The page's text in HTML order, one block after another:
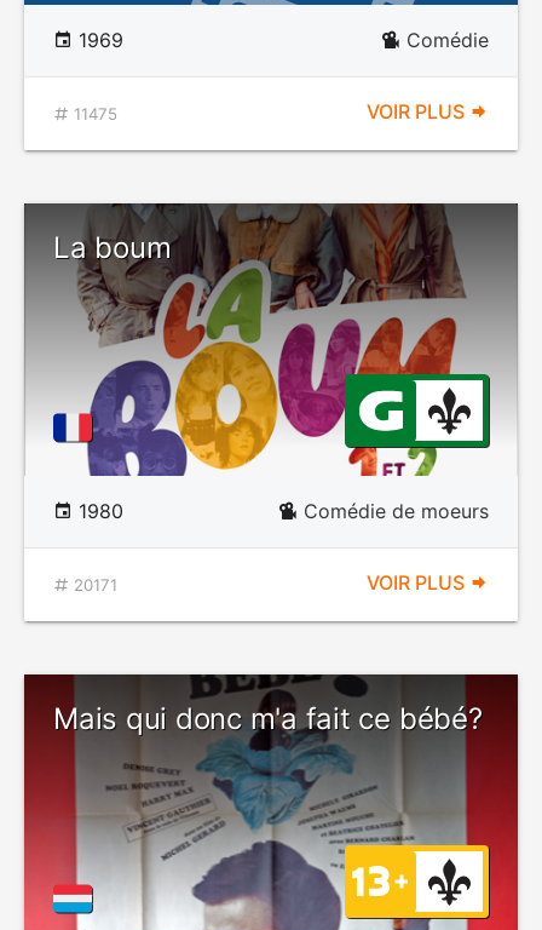
1969 Comédie
11475 VOIR PLUS
La boum
1980 Comédie de moeurs
20171 VOIR PLUS
Mais qui donc m'a fait ce bébé?